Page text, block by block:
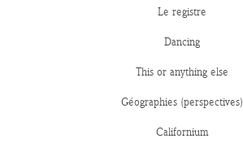
Le registre
Dancing
This or anything else
Géographies (perspectives)
Californium